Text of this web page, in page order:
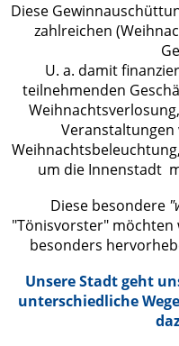
Diese
zahlreichen
U. a. damit
teilnehmenden
Veranstaltungen
um die Innenstadt
Diese besondere
"Tönisvorster" möchten
besonders
Unsere Stadt geht
unterschiedliche